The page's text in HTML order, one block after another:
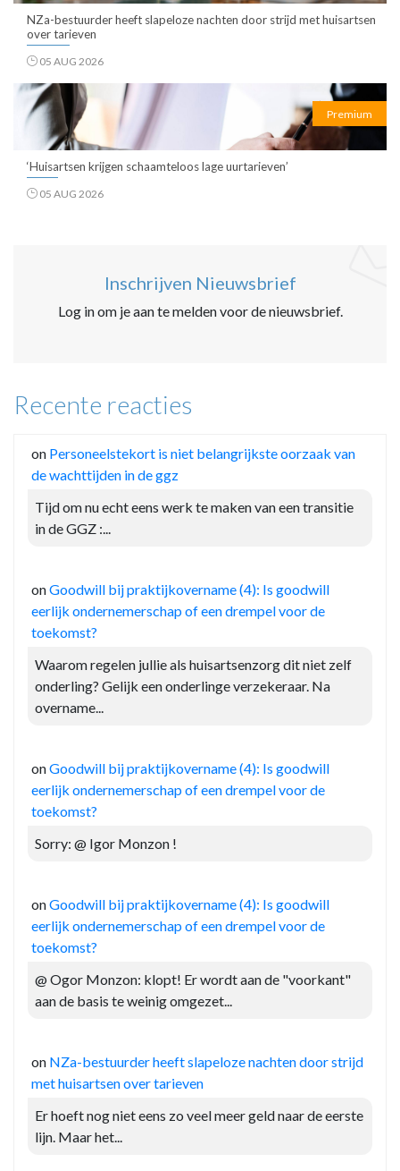
NZa-bestuurder heeft slapeloze nachten door strijd met huisartsen
over tarieven
05 AUG 2026
Premium
‘Huisartsen krijgen schaamteloos lage uurtarieven’
05 AUG 2026
Inschrijven Nieuwsbrief
Log in om je aan te melden voor de nieuwsbrief.
Recente reacties
on Personeelstekort is niet belangrijkste oorzaak van
de wachttijden in de ggz
Tijd om nu echt eens werk te maken van een transitie
in de GGZ :...
onGoodwill bij praktijkovername (4): Is goodwill
eerlijk ondernemerschap of een drempel voor de
toekomst?
Waarom regelen jullie als huisartsenzorg dit niet zelf
onderling? Gelijk een onderlinge verzekeraar. Na
overname...
onGoodwill bij praktijkovername (4): Is goodwill
eerlijk ondernemerschap of een drempel voor de
toekomst?
Sorry: @ Igor Monzon !
onGoodwill bij praktijkovername (4): Is goodwill
eerlijk ondernemerschap of een drempel voor de
toekomst?
@ Ogor Monzon: klopt! Er wordt aan de "voorkant"
aan de basis te weinig omgezet...
on NZa-bestuurder heeft slapeloze nachten door strijd
met huisartsen over tarieven
Er hoeft nog niet eens zo veel meer geld naar de eerste
lijn. Maar het...